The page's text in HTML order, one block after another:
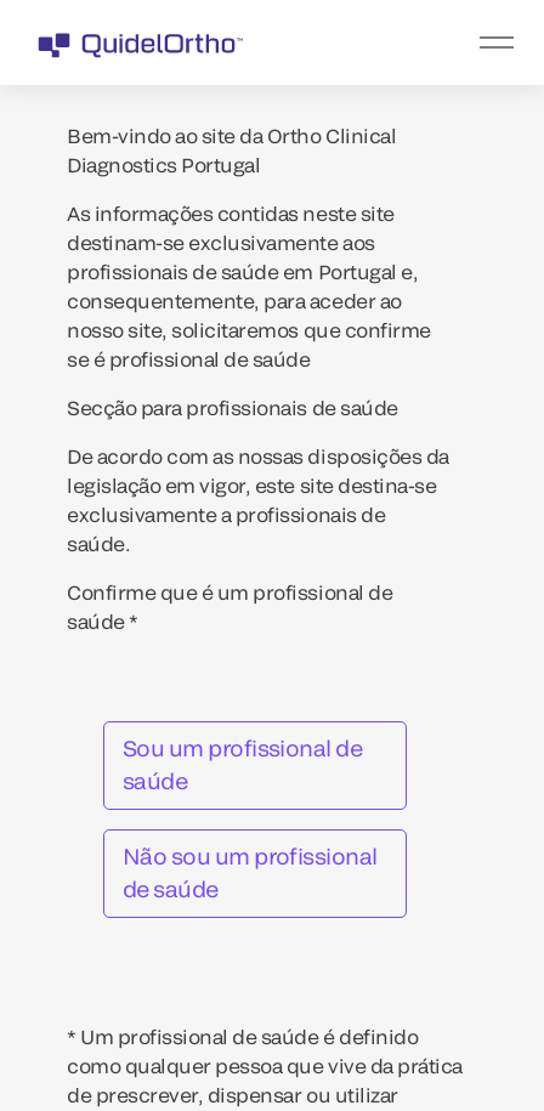
Bem-vindo ao site da Ortho Clinical
Diagnostics Portugal
As informações contidas neste site
destinam-se exclusivamente aos
profissionais de saúde em Portugal e,
consequentemente, para aceder ao
nosso site, solicitaremos que confirme
se é profissional de saúde
Secção para profissionais de saúde
De acordo com as nossas disposições da
legislação em vigor, este site destina-se
exclusivamente a profissionais de
saúde.
Confirme que é um profissional de
saúde *
Sou um profissional de
saúde
Não sou um profissional
de saúde
* Um profissional de saúde é definido
como qualquer pessoa que vive da prática
de prescrever, dispensar ou utilizar